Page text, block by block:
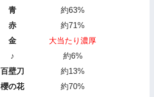
青
約63%
赤
約71%
金
大当たり濃厚
♪
約6%
百壁刀
約13%
櫻の花
約70%